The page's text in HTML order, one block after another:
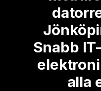
Snabb
alla